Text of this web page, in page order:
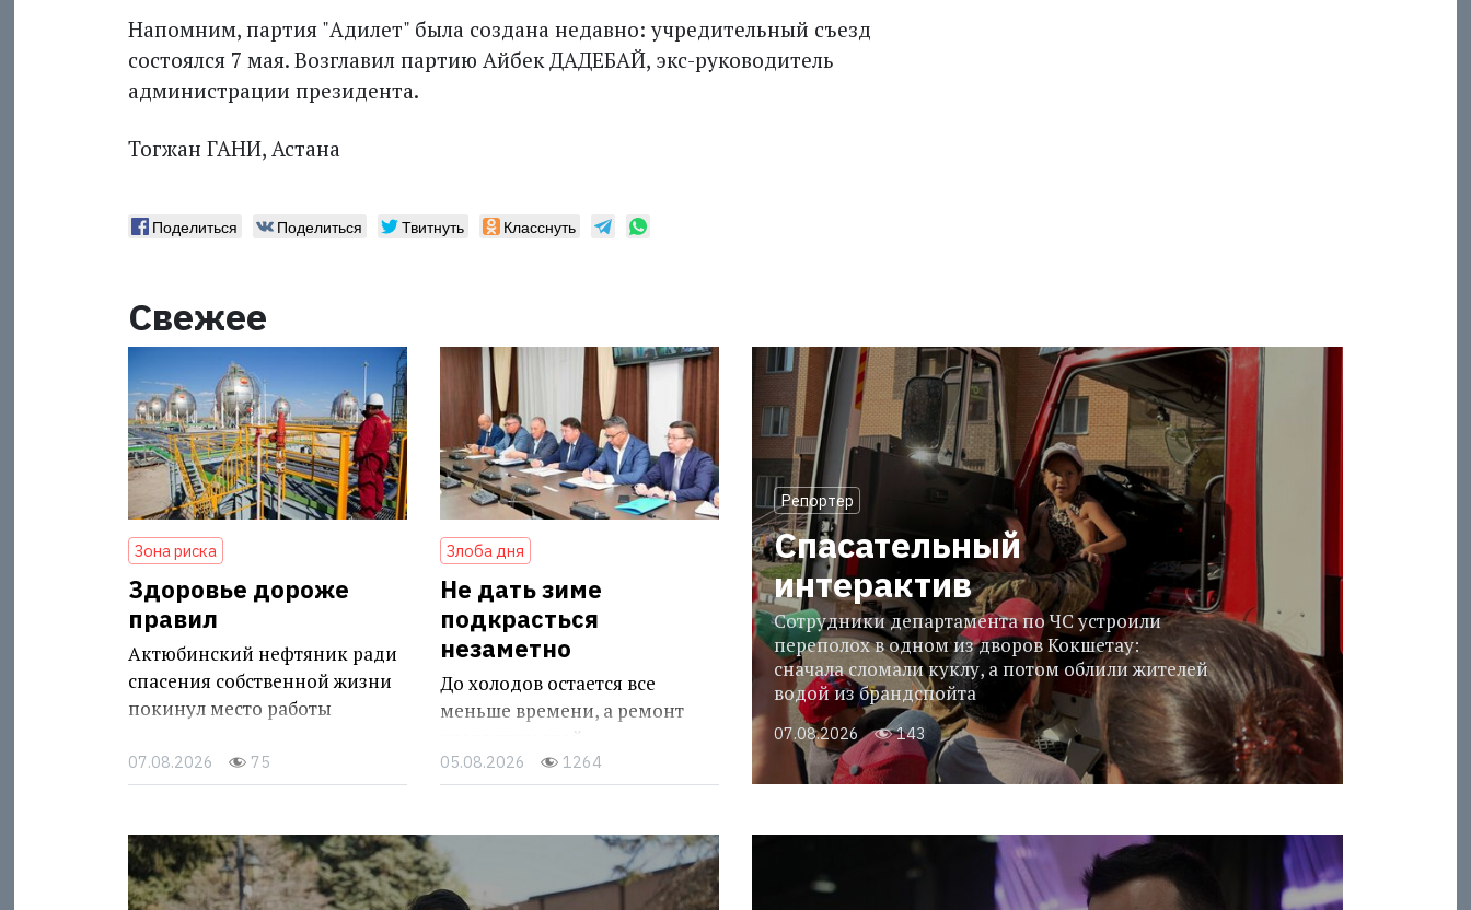
Напомним, партия "Адилет" была создана недавно: учредительный съезд
состоялся 7 мая. Возглавил партию Айбек ДАДЕБАЙ, экс-руководитель
администрации президента.
Тогжан ГАНИ, Астана
Поделиться Поделиться Твитнуть Класснуть
Свежее
Зона риска
Здоровье дороже
правил
Актюбинский нефтяник ради
спасения собственной жизни
покинул место работы
07.08.2026 75
Злоба дня
Не дать зиме
подкрасться
незаметно
До холодов остается все
меньше времени, а ремонт
энергетической
инфраструктуры
продолжается
05.08.2026 1264
Репортер
Спасательный
интерактив
Сотрудники департамента по ЧС устроили
переполох в одном из дворов Кокшетау:
сначала сломали куклу, а потом облили жителей
водой из брандспойта
07.08.2026 143